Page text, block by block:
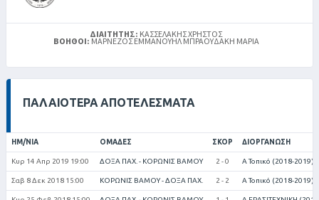
ΔΙΑΙΤΗΤΉΣ: ΚΑΣΣΕΛΆΚΗΣ ΧΡΉΣΤΟΣ
ΒΟΗΘΟΊ: ΜΑΡΝΈΖΟΣ ΕΜΜΑΝΟΥΉΛ ΜΠΡΑΟΥΔΆΚΗ ΜΑΡΊΑ
ΠΑΛΑΙΌΤΕΡΑ ΑΠΟΤΕΛΈΣΜΑΤΑ
ΗΜ/ΝΊΑ ΟΜΆΔΕΣ ΣΚΟΡ ΔΙΟΡΓΆΝΩΣΗ
Κυρ 14 Απρ 2019 19:00 ΔΟΞΑ ΠΑΧ. - ΚΟΡΩΝΙΣ ΒΑΜΟΥ 2 - 0 Α Τοπικό (2018-2019)
Σαβ 8 Δεκ 2018 15:00 ΚΟΡΩΝΙΣ ΒΑΜΟΥ - ΔΟΞΑ ΠΑΧ. 2 - 2 Α Τοπικό (2018-2019)